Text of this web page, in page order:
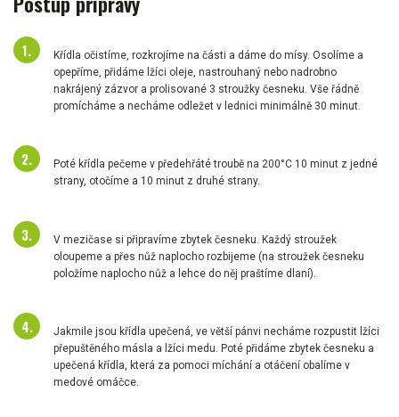
Křídla očistíme, rozkrojíme na části a dáme do mísy. Osolíme a
opepříme, přidáme lžíci oleje, nastrouhaný nebo nadrobno
nakrájený zázvor a prolisované 3 stroužky česneku. Vše řádně
promícháme a necháme odležet v lednici minimálně 30 minut.
Poté křídla pečeme v předehřáté troubě na 200°C 10 minut z jedné
strany, otočíme a 10 minut z druhé strany.
V mezičase si připravíme zbytek česneku. Každý stroužek
oloupeme a přes nůž naplocho rozbijeme (na stroužek česneku
položíme naplocho nůž a lehce do něj praštíme dlaní).
Jakmile jsou křídla upečená, ve větší pánvi necháme rozpustit lžíci
přepuštěného másla a lžíci medu. Poté přidáme zbytek česneku a
upečená křídla, která za pomoci míchání a otáčení obalíme v
medové omáčce.